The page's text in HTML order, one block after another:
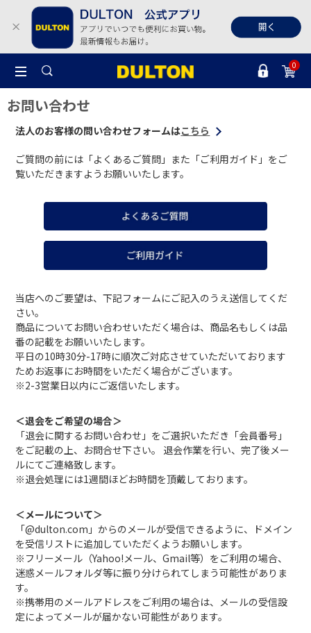
0
お問い合わせ
法人のお客様の問い合わせフォームはこちら
ご質問の前には「よくあるご質問」また「ご利用ガイド」をご
覧いただきますようお願いいたします。
当店へのご要望は、下記フォームにご記入のうえ送信してくだ
さい。
商品についてお問い合わせいただく場合は、商品名もしくは品
番の記載をお願いいたします。
平日の10時30分-17時に順次ご対応させていただいております
ためお返事にお時間をいただく場合がございます。
※2-3営業日以内にご返信いたします。
＜退会をご希望の場合＞
「退会に関するお問い合わせ」をご選択いただき「会員番号」
をご記載の上、お問合せ下さい。 退会作業を行い、完了後メー
ルにてご連絡致します。
※退会処理には1週間ほどお時間を頂戴しております。
＜メールについて＞
「@dulton.com」からのメールが受信できるように、ドメイン
を受信リストに追加していただくようお願いします。
※フリーメール（Yahoo!メール、Gmail等）をご利用の場合、
迷惑メールフォルダ等に振り分けられてしまう可能性がありま
す。
※携帯用のメールアドレスをご利用の場合は、メールの受信設
定によってメールが届かない可能性があります。